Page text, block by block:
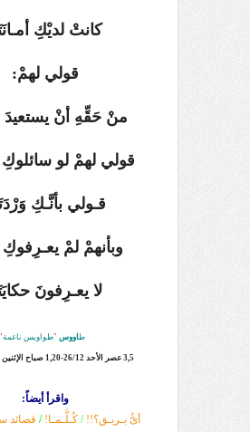
كانتْ لديْكِ
قولي لهمْ:
منْ حَقِّهِ أنْ يستعيدَ
قولي لهمْ لو سائلوكِ
قـولي بأنَّـكِ
وبأنهمْ لمْ يعـرِفوكِ
لا يعـرِفونَ
طاووس "طواويس ناعمة"
3,5 عصر الأحد 26/12-1,20 صباح الإثنين 27/12/1999
واقرأ أيضاً:
أىُّ بـريـق؟!! /كُـلَّـمـا! /